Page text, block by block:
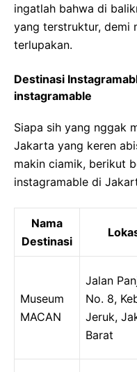
ingatlah bahwa di
yang terstruktur, demi
terlupakan.
Destinasi
instagramable
Siapa sih yang nggak
Jakarta yang keren
makin ciamik, berikut
instagramable di
Nama
Destinasi
Museum
MACAN
Jalan
No. 8,
Jeruk,
Barat